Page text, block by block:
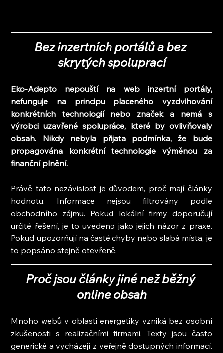
Bez inzertních portálů a bez
skrytých spoluprací
Eko-Adepto nepouští na web inzertní portály,
nefunguje na principu placeného vyzdvihování
konkrétních technologií nebo značek a nemá s
výrobci uzavřené spolupráce, které by ovlivňovaly
obsah. Nikdy nebyla přijata podmínka, že bude
propagována konkrétní technologie výměnou za
finanční plnění.
Právě tato nezávislost je důvodem, proč mají články
hodnotu. Informace nejsou filtrovány podle
obchodního zájmu. Pokud lokální firmy doporučují
určité řešení, je to uvedeno jako jejich názor z praxe.
Pokud upozorňují na časté chyby nebo slabá místa, je
to popsáno stejně otevřeně.
Proč jsou články jiné než běžný
online obsah
Mnoho webů v oblasti energetiky vzniká bez osobní
zkušenosti s realizačními firmami. Texty jsou často
generické a vycházejí z veřejně dostupných informací.